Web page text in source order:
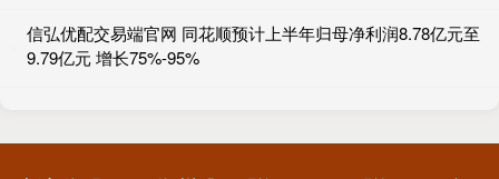
信弘优配交易端官网 同花顺预计上半年归母净利润8.78亿元至
9.79亿元 增长75%-95%